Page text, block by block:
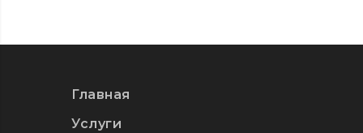
Главная
Услуги